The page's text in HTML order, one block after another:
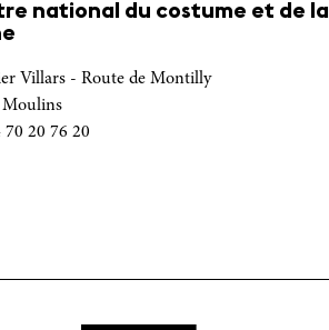
national du costume et de la
Villars - Route de Montilly
Moulins
70 20 76 20